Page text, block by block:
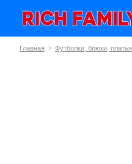
Главная Футболки, брюки, платья